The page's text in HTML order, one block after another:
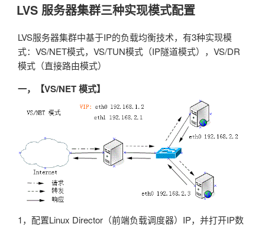
布
于
LVS 服务器集群三种实现模式配置
LVS服务器集群中基于IP的负载均衡技术，有3种实现模
式：VS/NET模式，VS/TUN模式（IP隧道模式），VS/DR
模式（直接路由模式）
一，【VS/NET 模式】
1，配置Linux Director（前端负载调度器）IP，并打开IP数